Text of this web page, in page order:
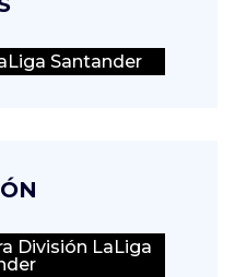
Santander
División LaLiga